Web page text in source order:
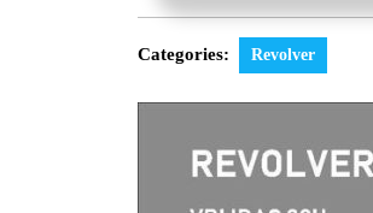
Categories: Revolver